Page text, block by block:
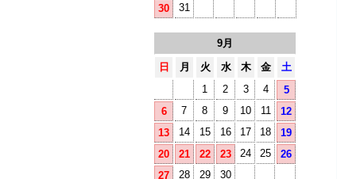
30
31
9月
日
月 火 水 木 金
土
1
2 3 4
5
6
7 8 9 10 11
12
13
14 15 16 17 18
19
20
21 22 23 24 25
26
27
28 29 30